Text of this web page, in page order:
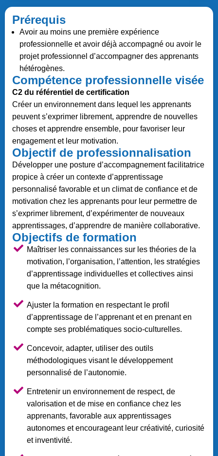
Prérequis
Avoir au moins une première expérience
professionnelle et avoir déjà accompagné ou avoir le
projet professionnel d’accompagner des apprenants
hétérogènes.
Compétence professionnelle visée
C2 du référentiel de certification
Créer un environnement dans lequel les apprenants
peuvent s’exprimer librement, apprendre de nouvelles
choses et apprendre ensemble, pour favoriser leur
engagement et leur motivation.
Objectif de professionnalisation
Développer une posture d’accompagnement facilitatrice
propice à créer un contexte d’apprentissage
personnalisé favorable et un climat de confiance et de
motivation chez les apprenants pour leur permettre de
s’exprimer librement, d’expérimenter de nouveaux
apprentissages, d’apprendre de manière collaborative.
Objectifs de formation
Maîtriser les connaissances sur les théories de la
motivation, l’organisation, l’attention, les stratégies
d’apprentissage individuelles et collectives ainsi
que la métacognition.
Ajuster la formation en respectant le profil
d’apprentissage de l’apprenant et en prenant en
compte ses problématiques socio-culturelles.
Concevoir, adapter, utiliser des outils
méthodologiques visant le développement
personnalisé de l’autonomie.
Entretenir un environnement de respect, de
valorisation et de mise en confiance chez les
apprenants, favorable aux apprentissages
autonomes et encourageant leur créativité, curiosité
et inventivité.